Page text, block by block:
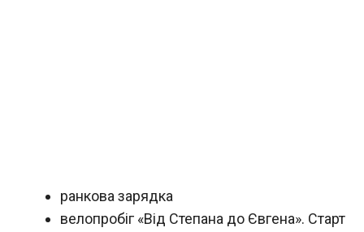
ранкова зарядка
велопробіг «Від Степана до Євгена». Старт